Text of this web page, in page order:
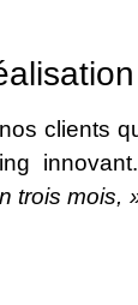
clients
innovant.
trois mois,